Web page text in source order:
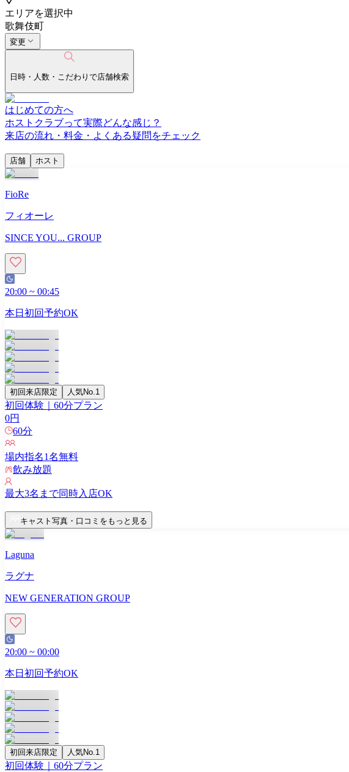
エリアを選択中
歌舞伎町
変更
日時・人数・こだわりで店舗検索
はじめての方へ
ホストクラブって実際どんな感じ？
来店の流れ・料金・よくある疑問をチェック
店舗 ホスト
FioRe
フィオーレ
SINCE YOU... GROUP
20:00 ~ 00:45
本日初回予約OK
初回来店限定 人気No.1
初回体験｜60分プラン
0円
60分
場内指名1名無料
飲み放題
最大3名まで同時入店OK
キャスト写真・口コミをもっと見る
Laguna
ラグナ
NEW GENERATION GROUP
20:00 ~ 00:00
本日初回予約OK
初回来店限定 人気No.1
初回体験｜60分プラン